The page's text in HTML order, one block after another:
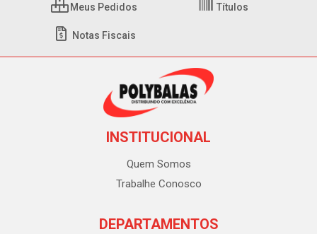
Meus Pedidos Títulos
Notas Fiscais
INSTITUCIONAL
Quem Somos
Trabalhe Conosco
DEPARTAMENTOS